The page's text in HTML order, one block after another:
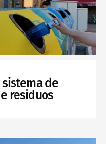
sistema de
residuos